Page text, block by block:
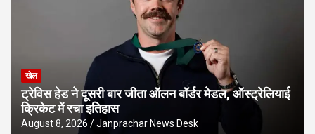
खेल
ट्रेविस हेड ने दूसरी बार जीता ऑलन बॉर्डर मेडल, ऑस्ट्रेलियाई
क्रिकेट में रचा इतिहास
August 8, 2026 Janprachar News Desk